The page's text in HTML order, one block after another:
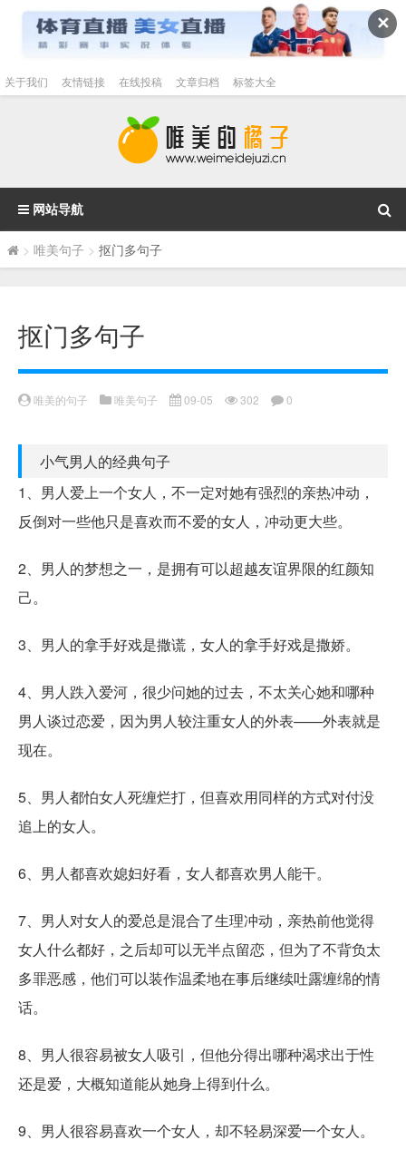
✕
关于我们 友情链接 在线投稿 文章归档 标签大全
网站导航
> 唯美句子 > 抠门多句子
抠门多句子
唯美的句子 唯美句子 09-05 302 0
小气男人的经典句子
1、男人爱上一个女人，不一定对她有强烈的亲热冲动，
反倒对一些他只是喜欢而不爱的女人，冲动更大些。
2、男人的梦想之一，是拥有可以超越友谊界限的红颜知
己。
3、男人的拿手好戏是撒谎，女人的拿手好戏是撒娇。
4、男人跌入爱河，很少问她的过去，不太关心她和哪种
男人谈过恋爱，因为男人较注重女人的外表——外表就是
现在。
5、男人都怕女人死缠烂打，但喜欢用同样的方式对付没
追上的女人。
6、男人都喜欢媳妇好看，女人都喜欢男人能干。
7、男人对女人的爱总是混合了生理冲动，亲热前他觉得
女人什么都好，之后却可以无半点留恋，但为了不背负太
多罪恶感，他们可以装作温柔地在事后继续吐露缠绵的情
话。
8、男人很容易被女人吸引，但他分得出哪种渴求出于性
还是爱，大概知道能从她身上得到什么。
9、男人很容易喜欢一个女人，却不轻易深爱一个女人。